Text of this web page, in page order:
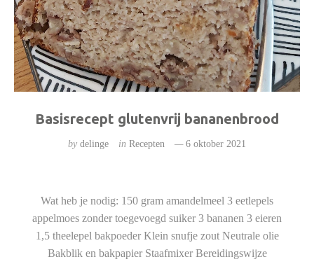
Basisrecept glutenvrij bananenbrood
by delinge in Recepten 6 oktober 2021
Wat heb je nodig: 150 gram amandelmeel 3 eetlepels
appelmoes zonder toegevoegd suiker 3 bananen 3 eieren
1,5 theelepel bakpoeder Klein snufje zout Neutrale olie
Bakblik en bakpapier Staafmixer Bereidingswijze